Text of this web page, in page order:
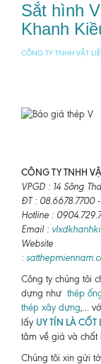
Sắt hình
Khanh
CÔNG TY TNHH VẬT
CÔNG TY TNHH
VPGD : 14 Sông
ĐT : 08.6678.7700
Hotline :
Email :
Website
:
Công ty chúng tôi
dựng như thép
thép xây dựng,...
lấy UY TÍN LÀ CỐT
tâm về giá và chất
Chúng tôi xin gửi